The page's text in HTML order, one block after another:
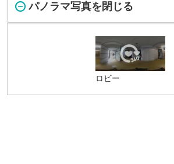
パノラマ写真を閉じる
ロビー